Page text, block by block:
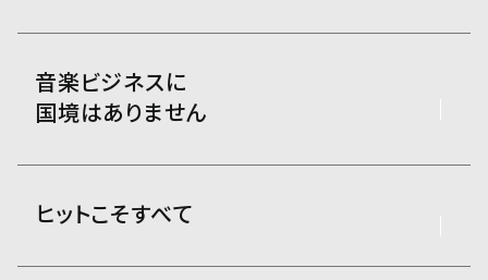
音楽ビジネスに
国境はありません
ヒットこそすべて